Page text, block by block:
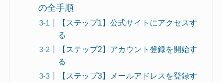
の全手順
【ステップ1】公式サイトにアクセスす
る
【ステップ2】アカウント登録を開始す
る
【ステップ3】メールアドレスを登録す